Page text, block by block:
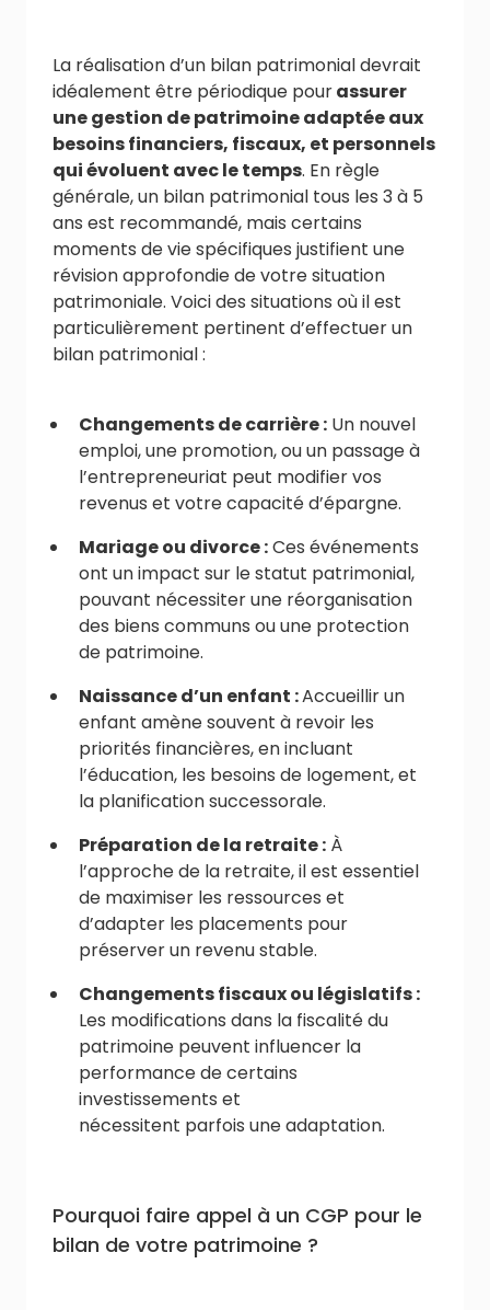
La réalisation d’un bilan patrimonial devrait
idéalement être périodique pourassurer
une gestion de patrimoine adaptée aux
besoins financiers, fiscaux, et personnels
qui évoluent avec le temps. En règle
générale, un bilan patrimonial tous les 3 à 5
ans est recommandé, mais certains
moments de vie spécifiques justifient une
révision approfondie de votre situation
patrimoniale. Voici des situations où il est
particulièrement pertinent d’effectuer un
bilan patrimonial :
Changements de carrière : Un nouvel
emploi, une promotion, ou un passage à
l’entrepreneuriat peut modifier vos
revenus et votre capacité d’épargne.
Mariage ou divorce :Ces événements
ont un impact sur le statut patrimonial,
pouvant nécessiter une réorganisation
des biens communs ou une protection
de patrimoine.
Naissance d’un enfant :Accueillir un
enfant amène souvent à revoir les
priorités financières, en incluant
l’éducation, les besoins de logement, et
la planification successorale.
Préparation de la retraite : À
l’approche de la retraite, il est essentiel
de maximiser les ressources et
d’adapter les placements pour
préserver un revenu stable.
Changements fiscaux ou législatifs :
Les modifications dans la fiscalité du
patrimoine peuvent influencer la
performance de certains
investissements et
nécessitent parfois une adaptation.
Pourquoi faire appel à un CGP pour le
bilan de votre patrimoine ?